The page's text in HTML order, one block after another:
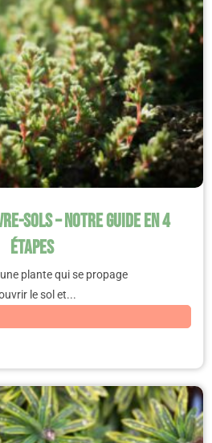
sols – Notre guide en 4
étapes
plante qui se propage
le sol et...